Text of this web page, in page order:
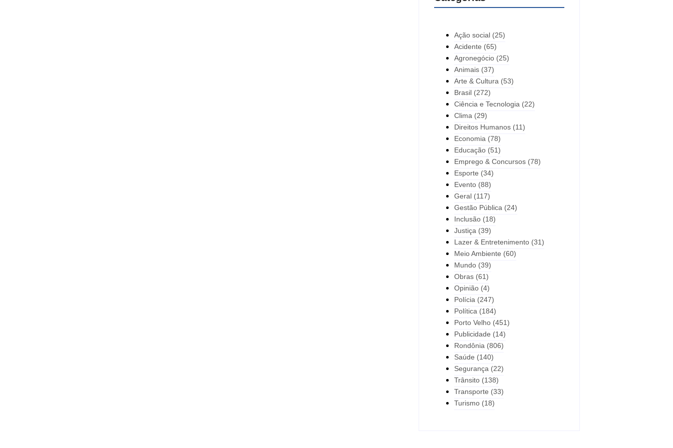
Ação social (25)
Acidente (65)
Agronegócio (25)
Animais (37)
Arte & Cultura (53)
Brasil (272)
Ciência e Tecnologia (22)
Clima (29)
Direitos Humanos (11)
Economia (78)
Educação (51)
Emprego & Concursos (78)
Esporte (34)
Evento (88)
Geral (117)
Gestão Pública (24)
Inclusão (18)
Justiça (39)
Lazer & Entretenimento (31)
Meio Ambiente (60)
Mundo (39)
Obras (61)
Opinião (4)
Polícia (247)
Política (184)
Porto Velho (451)
Publicidade (14)
Rondônia (806)
Saúde (140)
Segurança (22)
Trânsito (138)
Transporte (33)
Turismo (18)